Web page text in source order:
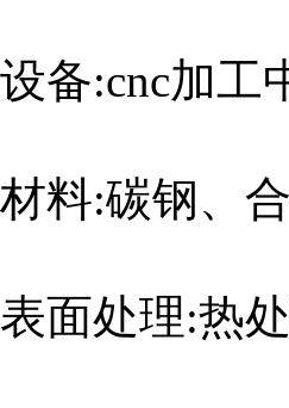
设备:cnc加工
材料:碳钢、
表面处理:热处